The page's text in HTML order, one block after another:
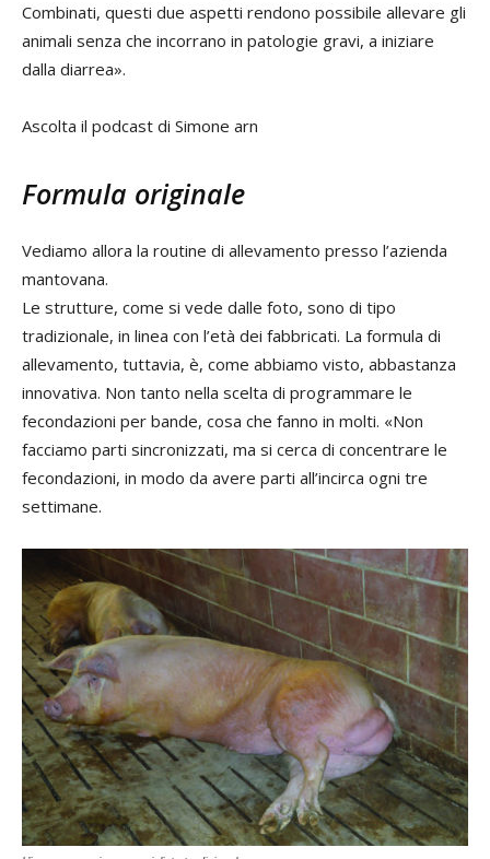
Combinati, questi due aspetti rendono possibile allevare gli
animali senza che incorrano in patologie gravi, a iniziare
dalla diarrea».
Ascolta il podcast di Simone arn
Formula originale
Vediamo allora la routine di allevamento presso l’azienda
mantovana.
Le strutture, come si vede dalle foto, sono di tipo
tradizionale, in linea con l’età dei fabbricati. La formula di
allevamento, tuttavia, è, come abbiamo visto, abbastanza
innovativa. Non tanto nella scelta di programmare le
fecondazioni per bande, cosa che fanno in molti. «Non
facciamo parti sincronizzati, ma si cerca di concentrare le
fecondazioni, in modo da avere parti all’incirca ogni tre
settimane.